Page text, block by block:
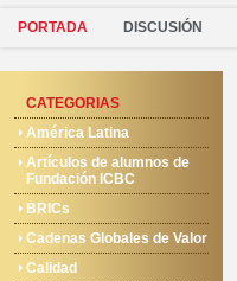
PORTADA DISCUSIÓN
CATEGORIAS
América Latina
Artículos de alumnos de
Fundación ICBC
BRICs
Cadenas Globales de Valor
Calidad